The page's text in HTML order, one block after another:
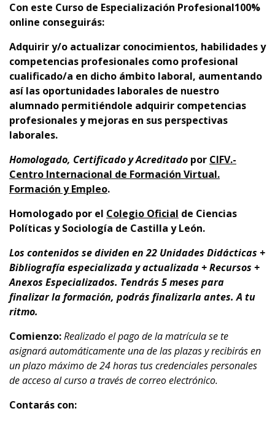
Con este Curso de Especialización Profesional100%
online conseguirás:
Adquirir y/o actualizar conocimientos, habilidades y
competencias profesionales como profesional
cualificado/a en dicho ámbito laboral, aumentando
así las oportunidades laborales de nuestro
alumnado permitiéndole adquirir competencias
profesionales y mejoras en sus perspectivas
laborales.
Homologado, Certificado y Acreditado por CIFV.-
Centro Internacional de Formación Virtual.
Formación y Empleo.
Homologado por el Colegio Oficial de Ciencias
Políticas y Sociología de Castilla y León.
Los contenidos se dividen en 22 Unidades Didácticas +
Bibliografía especializada y actualizada + Recursos +
Anexos Especializados. Tendrás 5 meses para
finalizar la formación, podrás finalizarla antes. A tu
ritmo.
Comienzo:Realizado el pago de la matrícula se te
asignará automáticamente una de las plazas y recibirás en
un plazo máximo de 24 horas tus credenciales personales
de acceso al curso a través de correo electrónico.
Contarás con: